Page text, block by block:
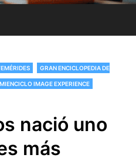
GRAN ENCICLOPEDIA DE
MIENCICLO IMAGE EXPERIENCE
nació uno
más